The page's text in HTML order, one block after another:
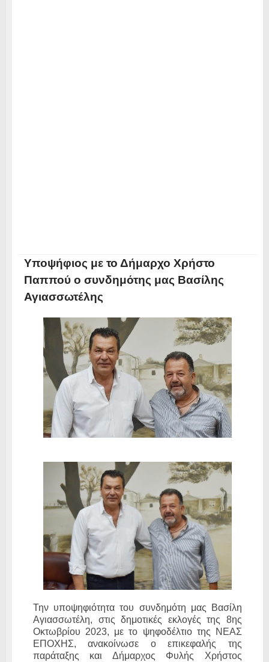
Υποψήφιος με το Δήμαρχο Χρήστο
Παππού ο συνδημότης μας Βασίλης
Αγιασσωτέλης
Την υποψηφιότητα του συνδημότη μας Βασίλη
Αγιασσωτέλη, στις δημοτικές εκλογές της 8ης
Οκτωβρίου 2023, με το ψηφοδέλτιο της ΝΕΑΣ
ΕΠΟΧΗΣ, ανακοίνωσε ο επικεφαλής της
παράταξης και Δήμαρχος Φυλής Χρήστος